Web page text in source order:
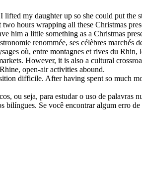
I lifted my daughter up so she could put the
two hours wrapping all these Christmas
him a little something as a Christmas
renommée, ses célèbres marchés
où, entre montagnes et rives du Rhin,
However, it is also a cultural
open-air activities abound.
difficile. After having spent so much
ou seja, para estudar o uso de palavras
bilíngues. Se você encontrar algum erro